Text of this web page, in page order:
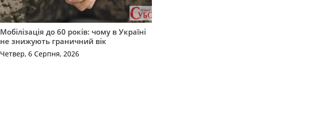
Мобілізація до 60 років: чому в Україні
не знижують граничний вік
Четвер, 6 Серпня, 2026